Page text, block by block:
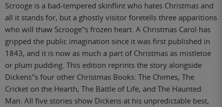
Scrooge is a bad-tempered skinflint who hates Christmas and
all it stands for, but a ghostly visitor foretells three apparitions
who will thaw Scrooge''s frozen heart. A Christmas Carol has
gripped the public imagination since it was first published in
1843, and it is now as much a part of Christmas as mistletoe
or plum pudding. This edition reprints the story alongside
Dickens''s four other Christmas Books: The Chimes, The
Cricket on the Hearth, The Battle of Life, and The Haunted
Man. All five stories show Dickens at his unpredictable best,